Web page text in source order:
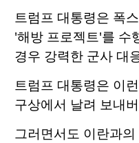
트럼프 대통령은 폭
'해방 프로젝트'를 수
경우 강력한 군사 대
트럼프 대통령은 이
구상에서 날려 보내
그러면서도 이란과